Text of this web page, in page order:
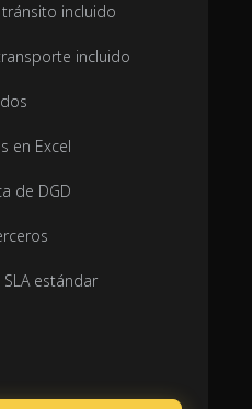
incluido
incluido
en Excel
de DGD
estándar